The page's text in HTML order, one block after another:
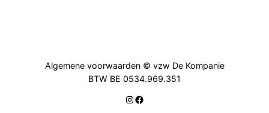
Algemene voorwaarden © vzw De Kompanie
BTW BE 0534.969.351